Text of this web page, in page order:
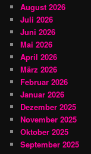
August 2026
Juli 2026
Juni 2026
Mai 2026
April 2026
März 2026
Februar 2026
Januar 2026
Dezember 2025
November 2025
Oktober 2025
September 2025